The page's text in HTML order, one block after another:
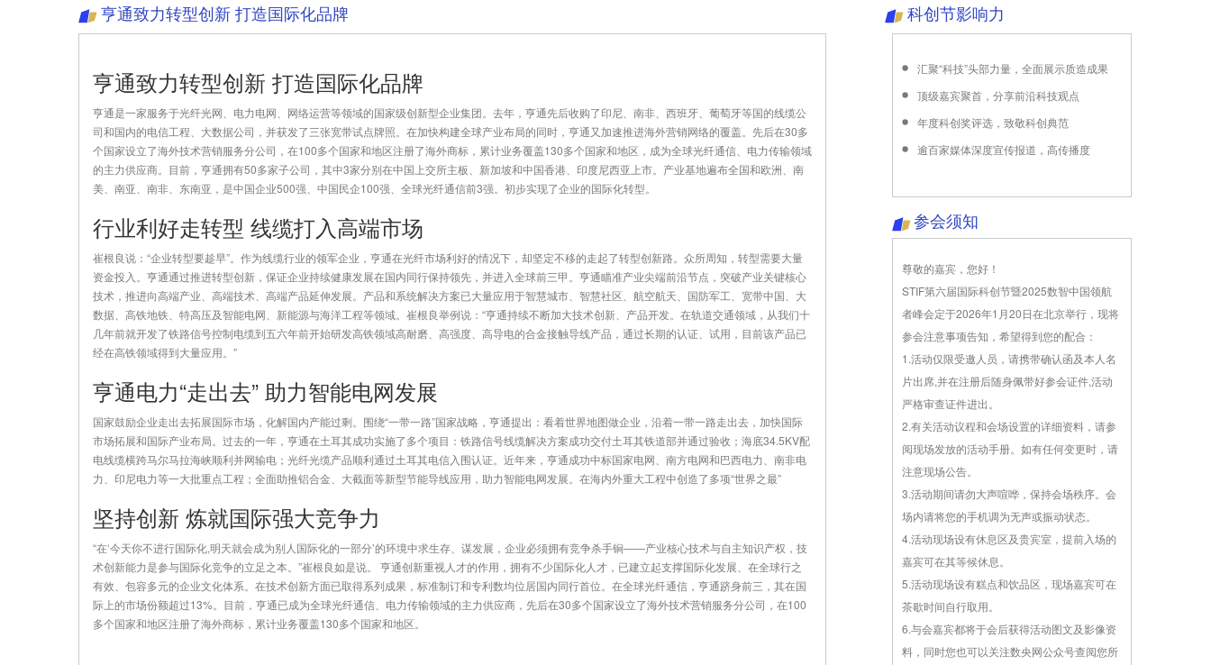
亨通致力转型创新 打造国际化品牌 科创节影响力
亨通致力转型创新 打造国际化品牌
亨通是一家服务于光纤光网、电力电网、网络运营等领域的国家级创新型企业集团。去年，亨通先后收购了印尼、南非、西班牙、葡萄牙等国的线缆公
司和国内的电信工程、大数据公司，并获发了三张宽带试点牌照。在加快构建全球产业布局的同时，亨通又加速推进海外营销网络的覆盖。先后在30多
个国家设立了海外技术营销服务分公司，在100多个国家和地区注册了海外商标，累计业务覆盖130多个国家和地区，成为全球光纤通信、电力传输领域
的主力供应商。目前，亨通拥有50多家子公司，其中3家分别在中国上交所主板、新加坡和中国香港、印度尼西亚上市。产业基地遍布全国和欧洲、南
美、南亚、南非、东南亚，是中国企业500强、中国民企100强、全球光纤通信前3强。初步实现了企业的国际化转型。
行业利好走转型 线缆打入高端市场
崔根良说：“企业转型要趁早”。作为线缆行业的领军企业，亨通在光纤市场利好的情况下，却坚定不移的走起了转型创新路。众所周知，转型需要大量
资金投入。亨通通过推进转型创新，保证企业持续健康发展在国内同行保持领先，并进入全球前三甲。亨通瞄准产业尖端前沿节点，突破产业关键核心
技术，推进向高端产业、高端技术、高端产品延伸发展。产品和系统解决方案已大量应用于智慧城市、智慧社区、航空航天、国防军工、宽带中国、大
数据、高铁地铁、特高压及智能电网、新能源与海洋工程等领域。崔根良举例说：“亨通持续不断加大技术创新、产品开发。在轨道交通领域，从我们十
几年前就开发了铁路信号控制电缆到五六年前开始研发高铁领域高耐磨、高强度、高导电的合金接触导线产品，通过长期的认证、试用，目前该产品已
经在高铁领域得到大量应用。”
亨通电力“走出去” 助力智能电网发展
国家鼓励企业走出去拓展国际市场，化解国内产能过剩。围绕“一带一路”国家战略，亨通提出：看着世界地图做企业，沿着一带一路走出去，加快国际
市场拓展和国际产业布局。过去的一年，亨通在土耳其成功实施了多个项目：铁路信号线缆解决方案成功交付土耳其铁道部并通过验收；海底34.5KV配
电线缆横跨马尔马拉海峡顺利并网输电；光纤光缆产品顺利通过土耳其电信入围认证。近年来，亨通成功中标国家电网、南方电网和巴西电力、南非电
力、印尼电力等一大批重点工程；全面助推铝合金、大截面等新型节能导线应用，助力智能电网发展。在海内外重大工程中创造了多项“世界之最”
坚持创新 炼就国际强大竞争力
“在‘今天你不进行国际化,明天就会成为别人国际化的一部分’的环境中求生存、谋发展，企业必须拥有竞争杀手锏——产业核心技术与自主知识产权，技
术创新能力是参与国际化竞争的立足之本。”崔根良如是说。 亨通创新重视人才的作用，拥有不少国际化人才，已建立起支撑国际化发展、在全球行之
有效、包容多元的企业文化体系。在技术创新方面已取得系列成果，标准制订和专利数均位居国内同行首位。在全球光纤通信，亨通跻身前三，其在国
际上的市场份额超过13%。目前，亨通已成为全球光纤通信、电力传输领域的主力供应商，先后在30多个国家设立了海外技术营销服务分公司，在100
多个国家和地区注册了海外商标，累计业务覆盖130多个国家和地区。
汇聚“科技”头部力量，全面展示质造成果
顶级嘉宾聚首，分享前沿科技观点
年度科创奖评选，致敬科创典范
逾百家媒体深度宣传报道，高传播度
参会须知
尊敬的嘉宾，您好！
STIF第六届国际科创节暨2025数智中国领航
者峰会定于2026年1月20日在北京举行，现将
参会注意事项告知，希望得到您的配合：
1.活动仅限受邀人员，请携带确认函及本人名
片出席,并在注册后随身佩带好参会证件,活动
严格审查证件进出。
2.有关活动议程和会场设置的详细资料，请参
阅现场发放的活动手册。如有任何变更时，请
注意现场公告。
3.活动期间请勿大声喧哗，保持会场秩序。会
场内请将您的手机调为无声或振动状态。
4.活动现场设有休息区及贵宾室，提前入场的
嘉宾可在其等候休息。
5.活动现场设有糕点和饮品区，现场嘉宾可在
茶歇时间自行取用。
6.与会嘉宾都将于会后获得活动图文及影像资
料，同时您也可以关注数央网公众号查阅您所